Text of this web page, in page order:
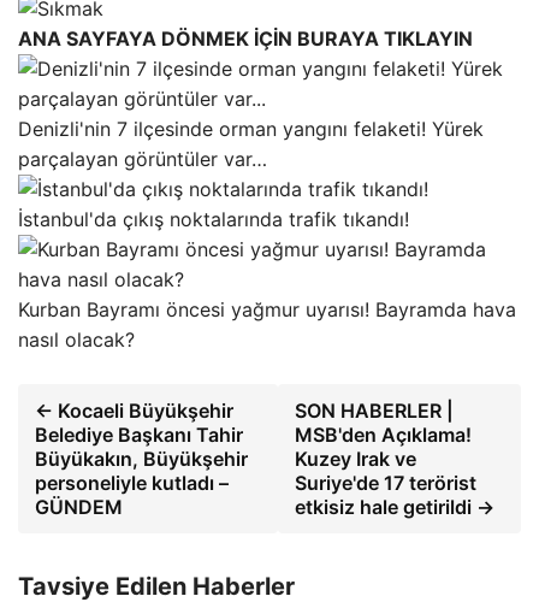
ANA SAYFAYA DÖNMEK İÇİN BURAYA TIKLAYIN
Denizli'nin 7 ilçesinde orman yangını felaketi! Yürek
parçalayan görüntüler var…
İstanbul'da çıkış noktalarında trafik tıkandı!
Kurban Bayramı öncesi yağmur uyarısı! Bayramda hava
nasıl olacak?
← Kocaeli Büyükşehir
Belediye Başkanı Tahir
Büyükakın, Büyükşehir
personeliyle kutladı –
GÜNDEM
SON HABERLER |
MSB'den Açıklama!
Kuzey Irak ve
Suriye'de 17 terörist
etkisiz hale getirildi →
Tavsiye Edilen Haberler